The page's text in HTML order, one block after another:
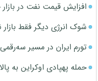
افزایش قیمت نفت در
شوک انرژی دیگر فقط
تورم ایران در مسیر
حمله پهپادی اوکراین به